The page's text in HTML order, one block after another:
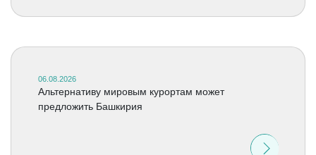
06.08.2026
Альтернативу мировым курортам может
предложить Башкирия